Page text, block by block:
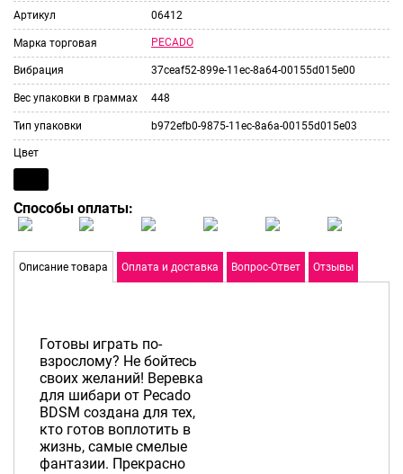
Артикул 06412
Марка торговая PECADO
Вибрация 37ceaf52-899e-11ec-8a64-00155d015e00
Вес упаковки в граммах 448
Тип упаковки b972efb0-9875-11ec-8a6a-00155d015e03
Цвет
Способы оплаты:
Описание товара Оплата и доставка Вопрос-Ответ Отзывы
Готовы играть по-
взрослому? Не бойтесь
своих желаний! Веревка
для шибари от Pecado
BDSM создана для тех,
кто готов воплотить в
жизнь, самые смелые
фантазии. Прекрасно